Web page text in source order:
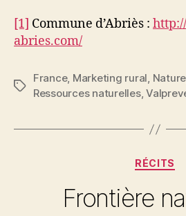
[1] Commune d’Abriès :
abries.com/
Étiquettes
France, Marketing rural, Nature
Ressources naturelles,
RÉCITS
Frontière